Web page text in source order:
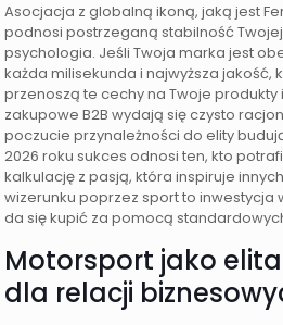
Asocjacja z globalną ikoną, jaką jest
podnosi postrzeganą stabilność
psychologia. Jeśli Twoja marka jest
każda milisekunda i najwyższa jakość,
przenoszą te cechy na Twoje produkty
zakupowe B2B wydają się czysto
poczucie przynależności do elity
2026 roku sukces odnosi ten, kto
kalkulację z pasją, która inspiruje
wizerunku poprzez sport to inwestycja
da się kupić za pomocą
Motorsport jako
dla relacji